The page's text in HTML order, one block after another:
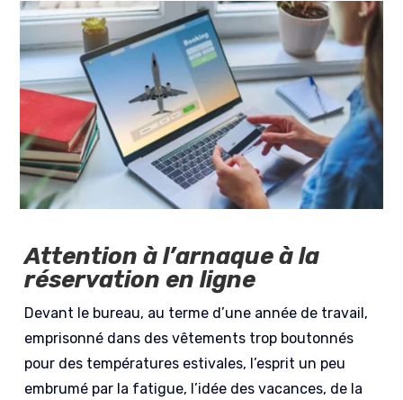
Attention à l’arnaque à la
réservation en ligne
Devant le bureau, au terme d’une année de travail,
emprisonné dans des vêtements trop boutonnés
pour des températures estivales, l’esprit un peu
embrumé par la fatigue, l’idée des vacances, de la